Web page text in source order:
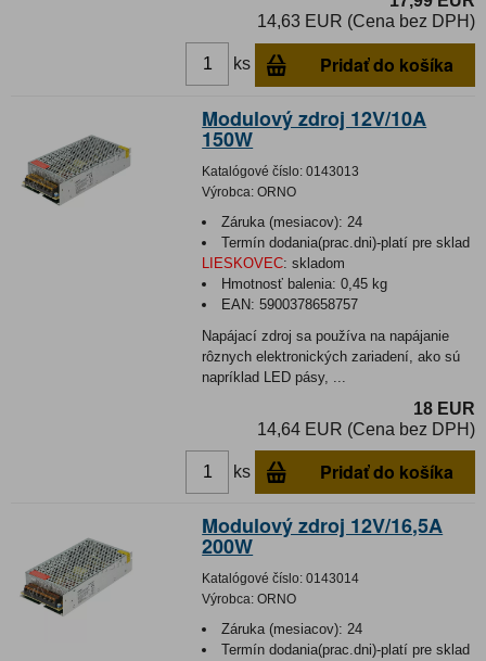
14,63 EUR (Cena bez DPH)
ks Pridať do košíka
Modulový zdroj 12V/10A
150W
Katalógové číslo: 0143013
Výrobca: ORNO
Záruka (mesiacov): 24
Termín dodania(prac.dni)-platí pre sklad
LIESKOVEC: skladom
Hmotnosť balenia:0,45 kg
EAN:5900378658757
Napájací zdroj sa používa na napájanie
rôznych elektronických zariadení, ako sú
napríklad LED pásy, ...
18 EUR
14,64 EUR (Cena bez DPH)
ks Pridať do košíka
Modulový zdroj 12V/16,5A
200W
Katalógové číslo: 0143014
Výrobca: ORNO
Záruka (mesiacov): 24
Termín dodania(prac.dni)-platí pre sklad